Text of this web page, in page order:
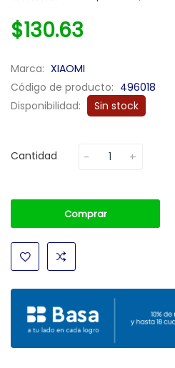
$130.63
Marca: XIAOMI
Código de producto: 496018
Disponibilidad:
Sin stock
Cantidad
Comprar